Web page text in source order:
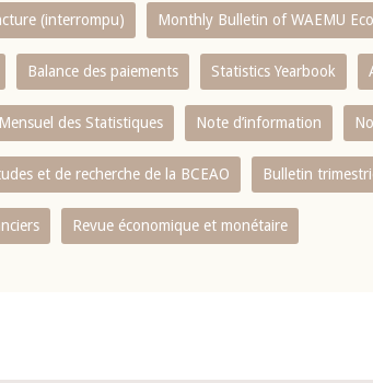
(interrompu) Monthly Bulletin of WAEMU
Balance des paiements Statistics Yearbook
des Statistiques Note d’information
et de recherche de la BCEAO Bulletin
Revue économique et monétaire